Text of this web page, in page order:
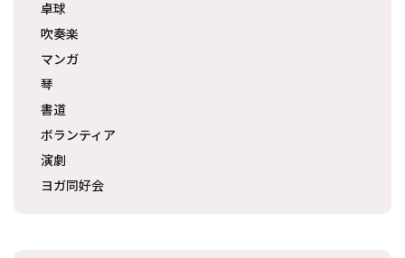
卓球
吹奏楽
マンガ
琴
書道
ボランティア
演劇
ヨガ同好会